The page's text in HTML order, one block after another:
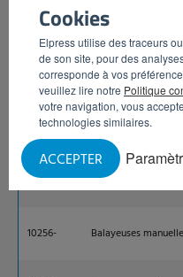
Cookies
Elpress utilise des traceurs
de son site, pour des
corresponde à vos
veuillez lire notre Politique
votre navigation, vous
technologies similaires.
ACCEPTER
10254- Balayeuses manuelles
10253- Balayeuses
10252- Balayeuses manuelles
10255- Balayeuses manuelles
10256- Balayeuses